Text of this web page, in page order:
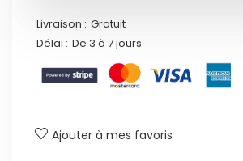
Livraison : Gratuit
Délai : De 3 à 7 jours
Ajouter à mes favoris